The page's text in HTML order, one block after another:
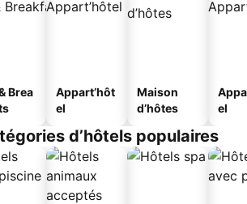
Brea
Appart’hôt
el
Maison
d’hôtes
el
d’hôtels populaires